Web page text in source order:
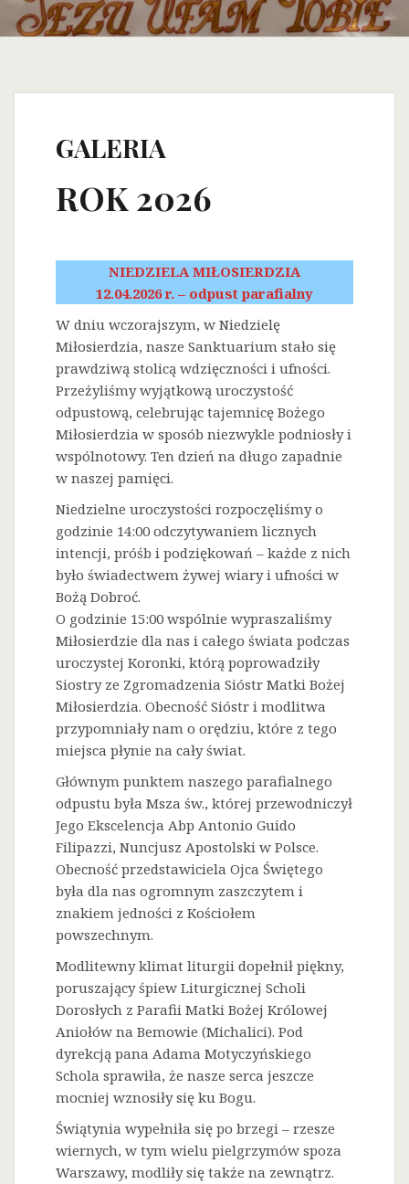
GALERIA
ROK 2026
NIEDZIELA MIŁOSIERDZIA
12.04.2026 r. – odpust parafialny
W dniu wczorajszym, w Niedzielę
Miłosierdzia, nasze Sanktuarium stało się
prawdziwą stolicą wdzięczności i ufności.
Przeżyliśmy wyjątkową uroczystość
odpustową, celebrując tajemnicę Bożego
Miłosierdzia w sposób niezwykle podniosły i
wspólnotowy. Ten dzień na długo zapadnie
w naszej pamięci.
Niedzielne uroczystości rozpoczęliśmy o
godzinie 14:00 odczytywaniem licznych
intencji, próśb i podziękowań – każde z nich
było świadectwem żywej wiary i ufności w
Bożą Dobroć.
O godzinie 15:00 wspólnie wypraszaliśmy
Miłosierdzie dla nas i całego świata podczas
uroczystej Koronki, którą poprowadziły
Siostry ze Zgromadzenia Sióstr Matki Bożej
Miłosierdzia. Obecność Sióstr i modlitwa
przypomniały nam o orędziu, które z tego
miejsca płynie na cały świat.
Głównym punktem naszego parafialnego
odpustu była Msza św., której przewodniczył
Jego Ekscelencja Abp Antonio Guido
Filipazzi, Nuncjusz Apostolski w Polsce.
Obecność przedstawiciela Ojca Świętego
była dla nas ogromnym zaszczytem i
znakiem jedności z Kościołem
powszechnym.
Modlitewny klimat liturgii dopełnił piękny,
poruszający śpiew Liturgicznej Scholi
Dorosłych z Parafii Matki Bożej Królowej
Aniołów na Bemowie (Michalici). Pod
dyrekcją pana Adama Motyczyńskiego
Schola sprawiła, że nasze serca jeszcze
mocniej wznosiły się ku Bogu.
Świątynia wypełniła się po brzegi – rzesze
wiernych, w tym wielu pielgrzymów spoza
Warszawy, modliły się także na zewnątrz.